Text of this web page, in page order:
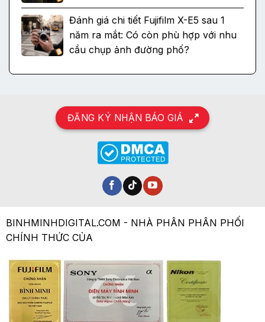
Đánh giá chi tiết Fujifilm X-E5 sau 1
năm ra mắt: Có còn phù hợp với nhu
cầu chụp ảnh đường phố?
ĐĂNG KÝ NHẬN BÁO GIÁ
BINHMINHDIGITAL.COM - NHÀ PHÂN PHÂN PHỐI
CHÍNH THỨC CỦA